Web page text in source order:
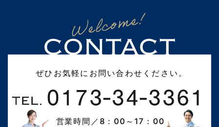
ぜひお気軽にお問い合わせください。
営業時間／8：00～17：00